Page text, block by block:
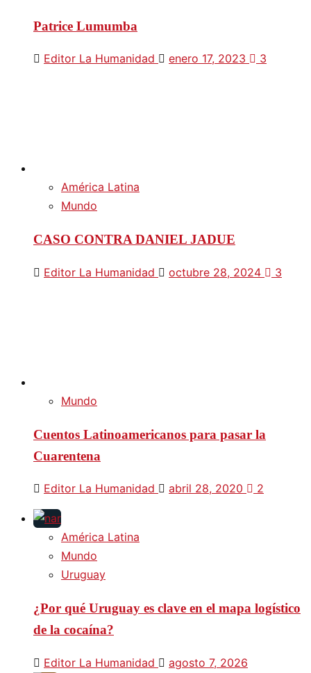
Patrice Lumumba
Editor La Humanidad enero 17, 2023 3
América Latina
Mundo
CASO CONTRA DANIEL JADUE
Editor La Humanidad octubre 28, 2024 3
Mundo
Cuentos Latinoamericanos para pasar la
Cuarentena
Editor La Humanidad abril 28, 2020 2
América Latina
Mundo
Uruguay
¿Por qué Uruguay es clave en el mapa logístico
de la cocaína?
Editor La Humanidad agosto 7, 2026